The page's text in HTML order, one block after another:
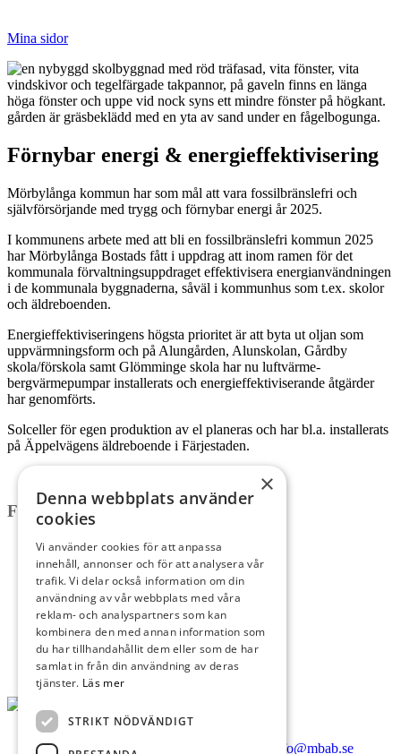
Mina sidor
Förnybar energi & energieffektivisering
Mörbylånga kommun har som mål att vara fossilbränslefri och
självförsörjande med trygg och förnybar energi år 2025.
I kommunens arbete med att bli en fossilbränslefri kommun 2025
har Mörbylånga Bostads fått i uppdrag att inom ramen för det
kommunala förvaltningsuppdraget effektivisera energianvändningen
i de kommunala byggnaderna, såväl i kommunhus som t.ex. skolor
och äldreboenden.
Energieffektiviseringens högsta prioritet är att byta ut oljan som
uppvärmningsform och på Alungården, Alunskolan, Gårdby
skola/förskola samt Glömminge skola har nu luftvärme-
bergvärmepumpar installerats och energieffektiviserande åtgärder
har genomförts.
Solceller för egen produktion av el planeras och har bl.a. installerats
på Äppelvägens äldreboende i Färjestaden.
Fastighetsutveckling
Aktuella upphandlingar
Nytt kvartersgym i Färjestaden
Färjebacken i Färjestaden
Nya lokaler till Växa Sverige
Ny brandstation i Mörbylånga
Ny sporthall i Glömminge
Ombyggnad av Skansenskolan
Energieffektiviseringar
Köpmangatan 32, 386 50 Mörbylånga | info@mbab.se
×
Denna webbplats använder
cookies
Vi använder cookies för att anpassa
innehåll, annonser och för att analysera vår
trafik. Vi delar också information om din
användning av vår webbplats med våra
reklam- och analyspartners som kan
kombinera den med annan information som
du har tillhandahållit dem eller som de har
samlat in från din användning av deras
tjänster. Läs mer
STRIKT NÖDVÄNDIGT